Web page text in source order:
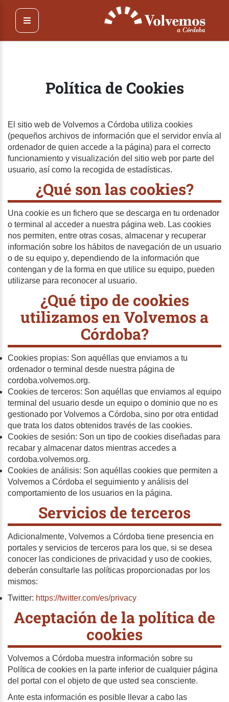
contenido
principal
Política de Cookies
El sitio web de Volvemos a Córdoba utiliza cookies
(pequeños archivos de información que el servidor envía al
ordenador de quien accede a la página) para el correcto
funcionamiento y visualización del sitio web por parte del
usuario, así como la recogida de estadísticas.
¿Qué son las cookies?
Una cookie es un fichero que se descarga en tu ordenador
o terminal al acceder a nuestra página web. Las cookies
nos permiten, entre otras cosas, almacenar y recuperar
información sobre los hábitos de navegación de un usuario
o de su equipo y, dependiendo de la información que
contengan y de la forma en que utilice su equipo, pueden
utilizarse para reconocer al usuario.
¿Qué tipo de cookies
utilizamos en Volvemos a
Córdoba?
Cookies propias: Son aquéllas que enviamos a tu
ordenador o terminal desde nuestra página de
cordoba.volvemos.org.
Cookies de terceros: Son aquéllas que enviamos al equipo
terminal del usuario desde un equipo o dominio que no es
gestionado por Volvemos a Córdoba, sino por otra entidad
que trata los datos obtenidos través de las cookies.
Cookies de sesión: Son un tipo de cookies diseñadas para
recabar y almacenar datos mientras accedes a
cordoba.volvemos.org.
Cookies de análisis: Son aquéllas cookies que permiten a
Volvemos a Córdoba el seguimiento y análisis del
comportamiento de los usuarios en la página.
Servicios de terceros
Adicionalmente, Volvemos a Córdoba tiene presencia en
portales y servicios de terceros para los que, si se desea
conocer las condiciones de privacidad y uso de cookies,
deberán consultarle las políticas proporcionadas por los
mismos:
Twitter: https://twitter.com/es/privacy
Aceptación de la política de
cookies
Volvemos a Córdoba muestra información sobre su
Política de cookies en la parte inferior de cualquier página
del portal con el objeto de que usted sea consciente.
Ante esta información es posible llevar a cabo las